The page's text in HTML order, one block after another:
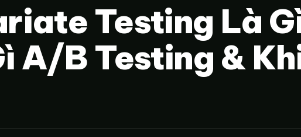
Testing Là
A/B Testing &